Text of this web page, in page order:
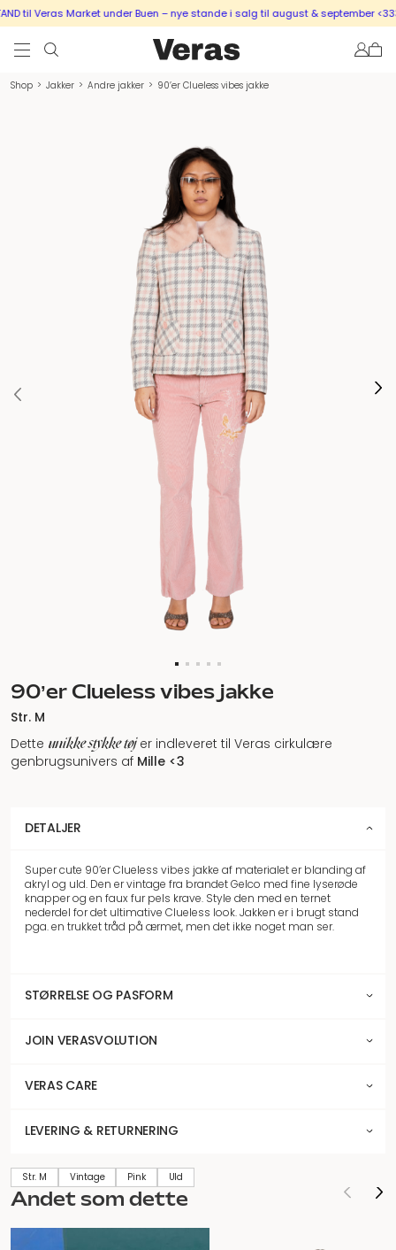
til Veras Market under Buen – nye stande i salg til august & september <333
Shop > Jakker > Andre jakker > 90’er Clueless vibes jakke
90’er Clueless vibes jakke
Str. M
Dette unikke stykke tøjer indleveret til Veras cirkulære
genbrugsunivers af Mille <3
DETALJER
Super cute 90’er Clueless vibes jakke af materialet er blanding af
akryl og uld. Den er vintage fra brandet Gelco med fine lyserøde
knapper og en faux fur pels krave. Style den med en ternet
nederdel for det ultimative Clueless look. Jakken er i brugt stand
pga. en trukket tråd på ærmet, men det ikke noget man ser.
STØRRELSE OG PASFORM
JOIN VERASVOLUTION
VERAS CARE
LEVERING & RETURNERING
Str. M Vintage Pink Uld
Andet som dette